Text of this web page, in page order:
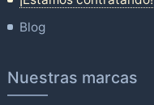
Blog
Nuestras marcas